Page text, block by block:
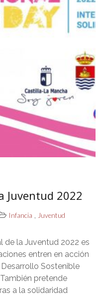
Juventud 2022
Infancia , Juventud
de la Juventud 2022 es
entren en acción
Sostenible
pretende
a la solidaridad